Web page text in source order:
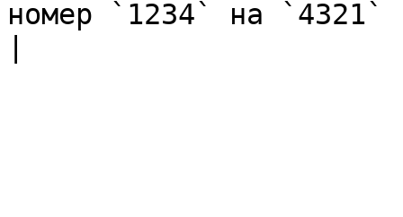
номер `1234` на `4321`